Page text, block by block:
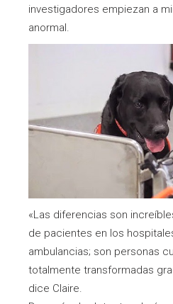
investigadores empiezan a
anormal.
«Las diferencias son
de pacientes en los
ambulancias; son personas
totalmente transformadas
dice Claire.